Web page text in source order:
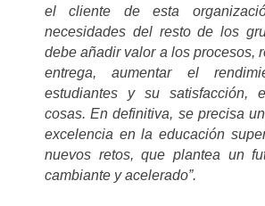
el cliente de esta
necesidades del resto de los
debe añadir valor a los procesos,
entrega, aumentar el
estudiantes y su satisfacción,
cosas. En definitiva, se precisa
excelencia en la educación
nuevos retos, que plantea un
cambiante y acelerado”.